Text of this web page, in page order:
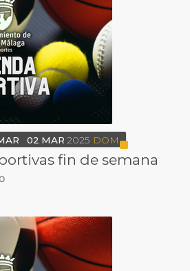
02 MAR 2025 DOM
fin de semana